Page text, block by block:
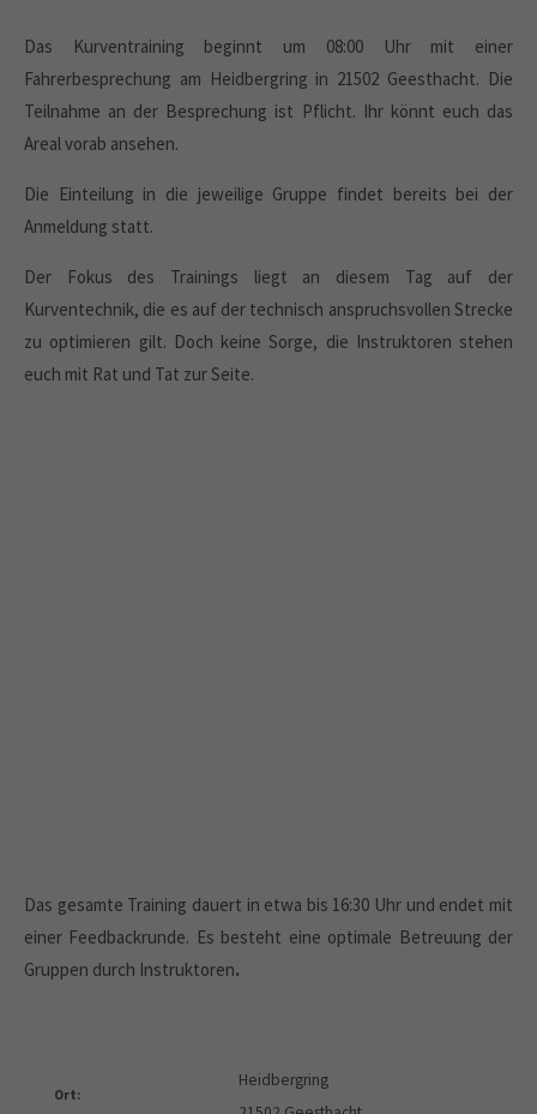
Das Kurventraining beginnt um 08:00 Uhr mit einer
Fahrerbesprechung am Heidbergring in 21502 Geesthacht. Die
Teilnahme an der Besprechung ist Pflicht. Ihr könnt euch das
Areal vorab ansehen.
Die Einteilung in die jeweilige Gruppe findet bereits bei der
Anmeldung statt.
Der Fokus des Trainings liegt an diesem Tag auf der
Kurventechnik, die es auf der technisch anspruchsvollen Strecke
zu optimieren gilt. Doch keine Sorge, die Instruktoren stehen
euch mit Rat und Tat zur Seite.
Das gesamte Training dauert in etwa bis 16:30 Uhr und endet mit
einer Feedbackrunde. Es besteht eine optimale Betreuung der
Gruppen durch Instruktoren.
Ort:
Heidbergring